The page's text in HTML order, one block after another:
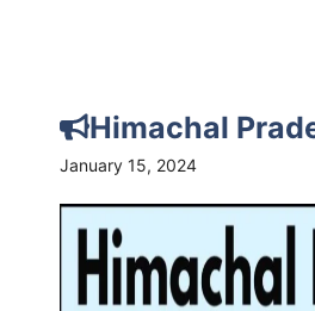
Himachal
January 15, 2024